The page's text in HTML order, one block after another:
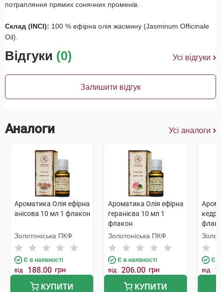
потрапляння прямих сонячних променів.
Склад (INCI): 100 % ефірна олія жасмину (Jasminum Officinale
Oil).
Відгуки (0) Усі відгуки
Залишити відгук
Аналоги Усі аналоги
Ароматика Олія ефірна
анісова 10 мл 1 флакон
Золотоніська ПКФ
Є в наявності
від 188.00 грн
КУПИТИ
Ароматика Олія ефірна
геранієва 10 мл 1
флакон
Золотоніська ПКФ
Є в наявності
від 206.00 грн
КУПИТИ
Є в
від